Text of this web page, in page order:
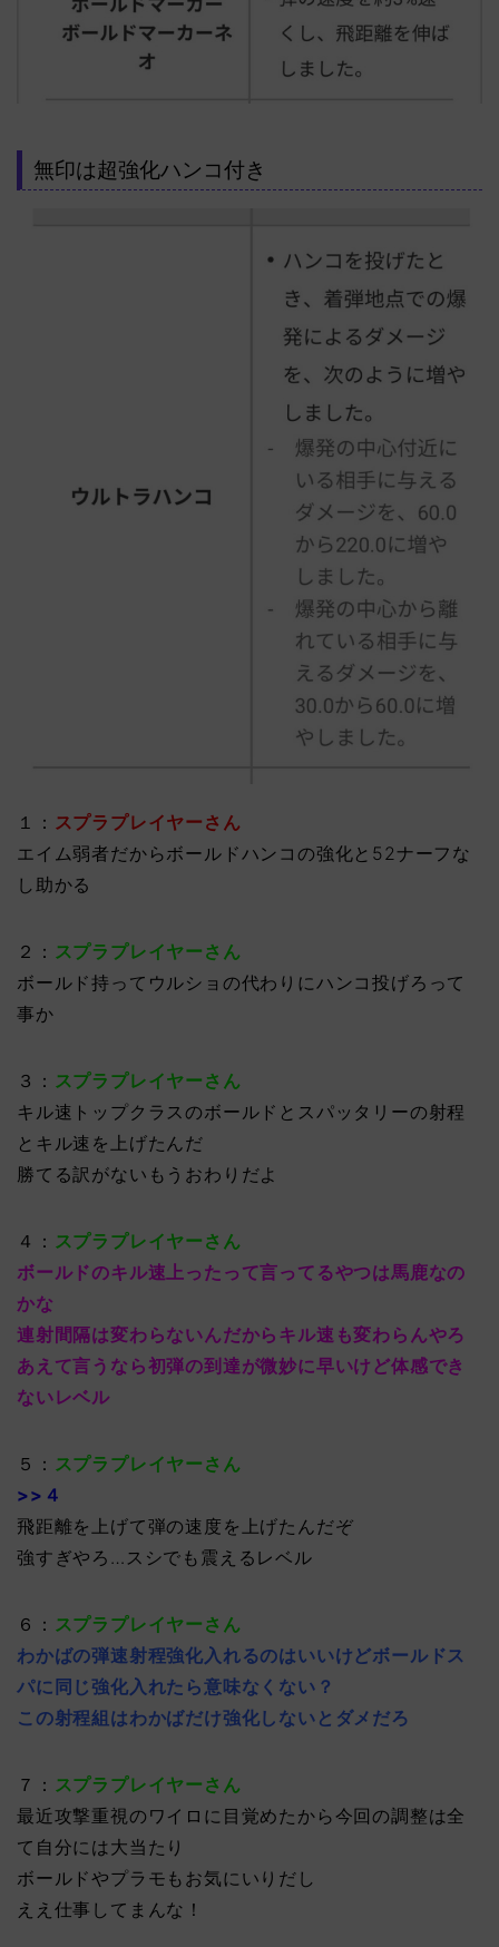
無印は超強化ハンコ付き
１： スプラプレイヤーさん
エイム弱者だからボールドハンコの強化と52ナーフな
し助かる
２： スプラプレイヤーさん
ボールド持ってウルショの代わりにハンコ投げろって
事か
３： スプラプレイヤーさん
キル速トップクラスのボールドとスパッタリーの射程
とキル速を上げたんだ
勝てる訳がないもうおわりだよ
４： スプラプレイヤーさん
ボールドのキル速上ったって言ってるやつは馬鹿なの
かな
連射間隔は変わらないんだからキル速も変わらんやろ
あえて言うなら初弾の到達が微妙に早いけど体感でき
ないレベル
５： スプラプレイヤーさん
>>４
飛距離を上げて弾の速度を上げたんだぞ
強すぎやろ…スシでも震えるレベル
６： スプラプレイヤーさん
わかばの弾速射程強化入れるのはいいけどボールドス
パに同じ強化入れたら意味なくない？
この射程組はわかばだけ強化しないとダメだろ
７： スプラプレイヤーさん
最近攻撃重視のワイロに目覚めたから今回の調整は全
て自分には大当たり
ボールドやプラモもお気にいりだし
ええ仕事してまんな！